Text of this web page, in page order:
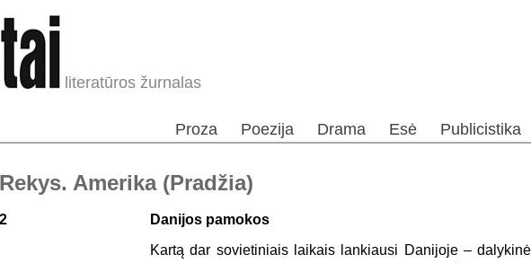
literatūros žurnalas
Proza Poezija Drama Esė Publicistika
Amerika (Pradžia)
Danijos pamokos
Kartą dar sovietiniais laikais lankiausi Danijoje –